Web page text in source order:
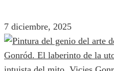
7 diciembre, 2025